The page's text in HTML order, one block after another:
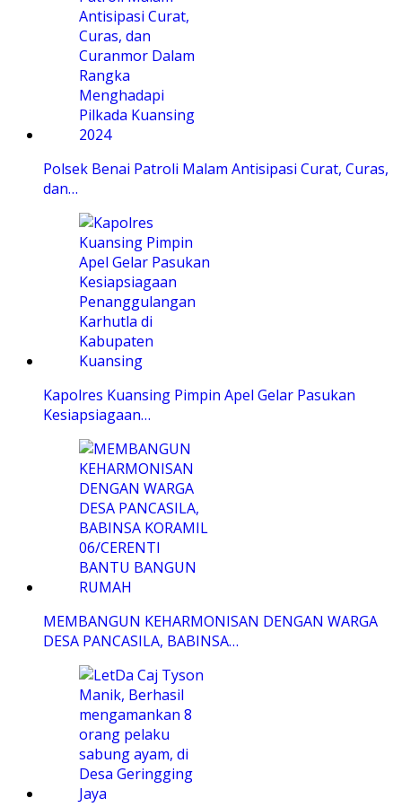
Polsek Benai Patroli Malam Antisipasi Curat, Curas,
dan…
Kapolres Kuansing Pimpin Apel Gelar Pasukan
Kesiapsiagaan…
MEMBANGUN KEHARMONISAN DENGAN WARGA
DESA PANCASILA, BABINSA…